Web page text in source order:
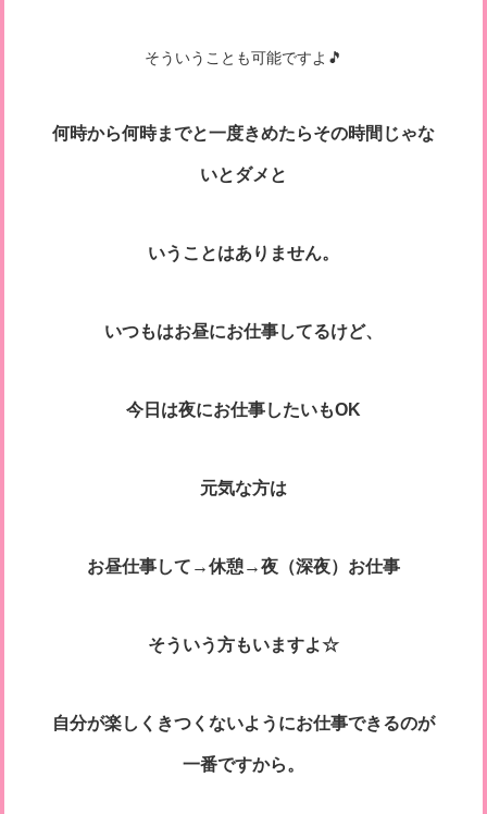
そういうことも可能ですよ🎵
何時から何時までと一度きめたらその時間じゃな
いとダメと
いうことはありません。
いつもはお昼にお仕事してるけど、
今日は夜にお仕事したいもOK
元気な方は
お昼仕事して→休憩→夜（深夜）お仕事
そういう方もいますよ☆
自分が楽しくきつくないようにお仕事できるのが
一番ですから。